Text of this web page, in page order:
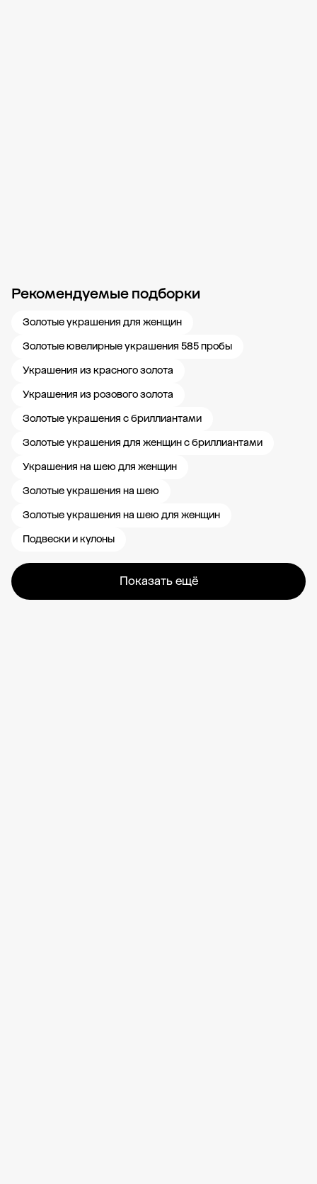
Рекомендуемые подборки
Золотые украшения для женщин
Золотые ювелирные украшения 585 пробы
Украшения из красного золота
Украшения из розового золота
Золотые украшения с бриллиантами
Золотые украшения для женщин с бриллиантами
Украшения на шею для женщин
Золотые украшения на шею
Золотые украшения на шею для женщин
Подвески и кулоны
Показать ещё
Новости компании Журнал ЗОЛОТОЙ Блог